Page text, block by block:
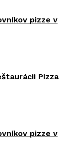
pizze v
Pizza
pizze v